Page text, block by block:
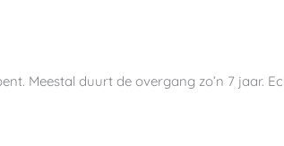
Meestal duurt de overgang zo’n 7 jaar.